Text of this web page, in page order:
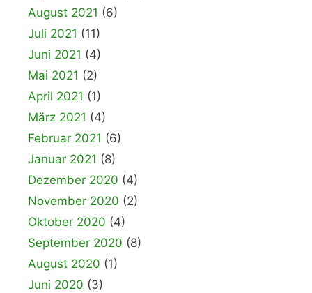
August 2021 (6)
Juli 2021 (11)
Juni 2021 (4)
Mai 2021 (2)
April 2021 (1)
März 2021 (4)
Februar 2021 (6)
Januar 2021 (8)
Dezember 2020 (4)
November 2020 (2)
Oktober 2020 (4)
September 2020 (8)
August 2020 (1)
Juni 2020 (3)